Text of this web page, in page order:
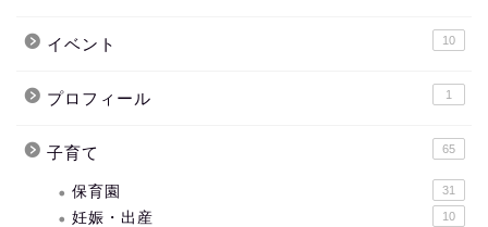
イベント 10
プロフィール 1
子育て 65
保育園 31
妊娠・出産 10